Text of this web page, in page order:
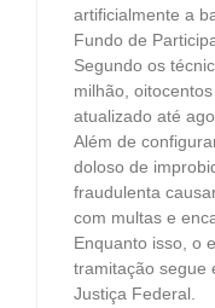
artificialmente a
Fundo de
Segundo os
milhão,
atualizado até
Além de
doloso de
fraudulenta
com multas e
Enquanto isso, o
tramitação segue
Justiça Federal.